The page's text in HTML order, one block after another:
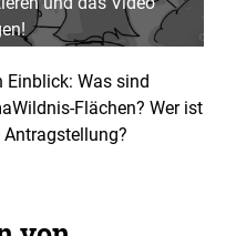
Einblick: Was sind
Flächen? Wer ist